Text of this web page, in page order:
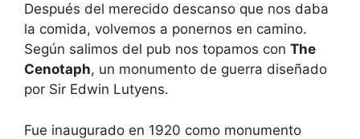
Después del merecido descanso que nos daba
la comida, volvemos a ponernos en camino.
Según salimos del pub nos topamos con The
Cenotaph, un monumento de guerra diseñado
por Sir Edwin Lutyens.
Fue inaugurado en 1920 como monumento